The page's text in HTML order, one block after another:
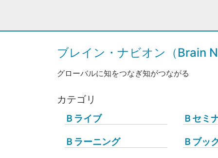
ブレイン・ナビオン（Brain
グローバルに知をつなぎ知がつながる
カテゴリ
Ｂライブ
Ｂセミ
Ｂラーニング
Ｂブッ